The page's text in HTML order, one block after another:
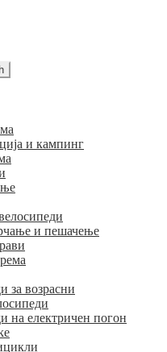
и кампинг
и пешачење
за возрасни
на електричен погон